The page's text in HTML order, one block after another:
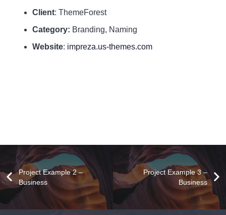
Client: ThemeForest
Category: Branding, Naming
Website: impreza.us-themes.com
Project Example 2 –
Business
Project Example 3 –
Business